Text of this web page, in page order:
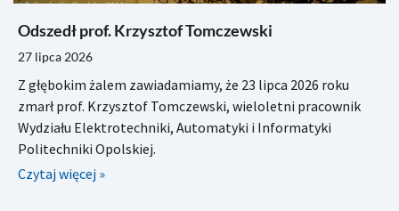
Odszedł prof. Krzysztof Tomczewski
27 lipca 2026
Z głębokim żalem zawiadamiamy, że 23 lipca 2026 roku
zmarł prof. Krzysztof Tomczewski, wieloletni pracownik
Wydziału Elektrotechniki, Automatyki i Informatyki
Politechniki Opolskiej.
Czytaj więcej »